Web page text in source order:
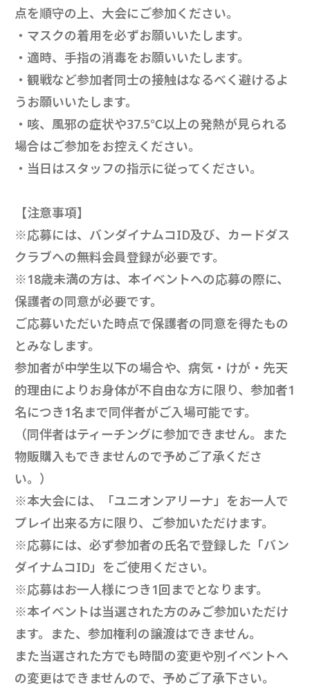
点を順守の上、大会にご参加ください。
・マスクの着用を必ずお願いいたします。
・適時、手指の消毒をお願いいたします。
・観戦など参加者同士の接触はなるべく避けるよ
うお願いいたします。
・咳、風邪の症状や37.5℃以上の発熱が見られる
場合はご参加をお控えください。
・当日はスタッフの指示に従ってください。
【注意事項】
※応募には、バンダイナムコID及び、カードダス
クラブへの無料会員登録が必要です。
※18歳未満の方は、本イベントへの応募の際に、
保護者の同意が必要です。
ご応募いただいた時点で保護者の同意を得たもの
とみなします。
参加者が中学生以下の場合や、病気・けが・先天
的理由によりお身体が不自由な方に限り、参加者1
名につき1名まで同伴者がご入場可能です。
（同伴者はティーチングに参加できません。また
物販購入もできませんので予めご了承くださ
い。）
※本大会には、「ユニオンアリーナ」をお一人で
プレイ出来る方に限り、ご参加いただけます。
※応募には、必ず参加者の氏名で登録した「バン
ダイナムコID」をご使用ください。
※応募はお一人様につき1回までとなります。
※本イベントは当選された方のみご参加いただけ
ます。また、参加権利の譲渡はできません。
また当選された方でも時間の変更や別イベントへ
の変更はできませんので、予めご了承下さい。